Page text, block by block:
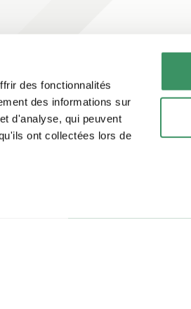
des fonctionnalités
des informations sur
d'analyse, qui peuvent
ont collectées lors de
s’abonner à la
newsletter